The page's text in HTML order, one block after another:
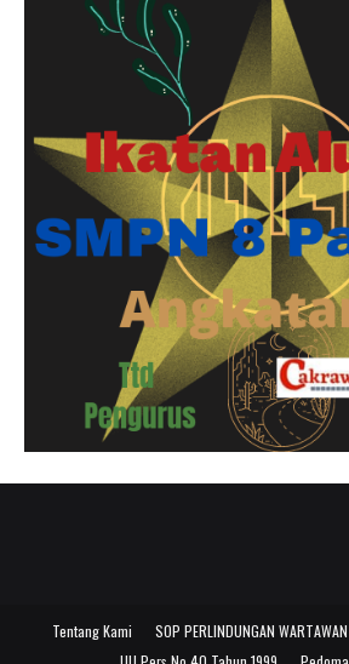
Tentang Kami SOP PERLINDUNGAN WARTAWAN